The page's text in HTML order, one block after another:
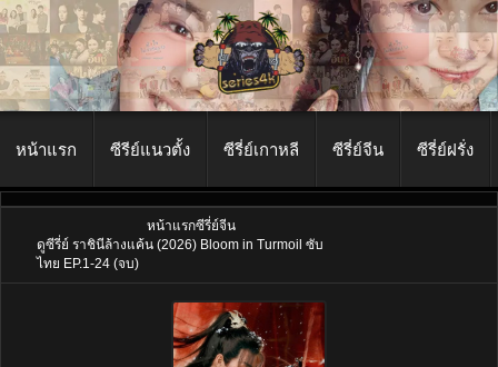
หน้าแรก ซีรีย์แนวตั้ง ซีรี่ย์เกาหลี ซีรี่ย์จีน ซีรี่ย์ฝรั่ง
หน้าแรกซีรี่ย์จีน
ดูซีรี่ย์ ราชินีล้างแค้น (2026) Bloom in Turmoil ซับ
ไทย EP.1-24 (จบ)